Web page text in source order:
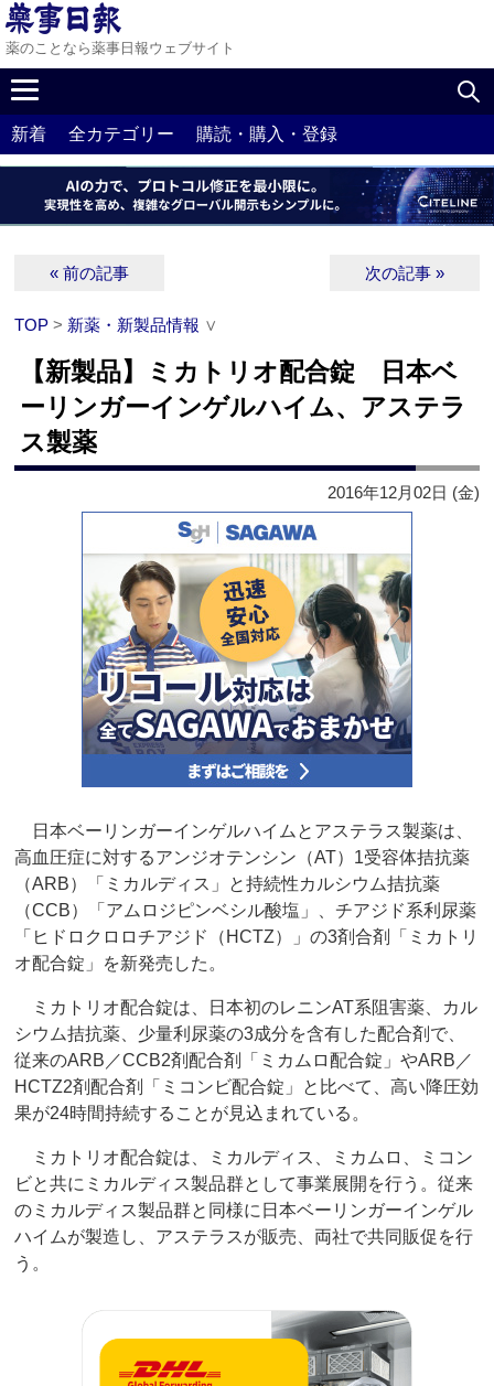
薬のことなら薬事日報ウェブサイト
新着 全カテゴリー 購読・購入・登録
« 前の記事 次の記事 »
TOP > 新薬・新製品情報 ∨
【新製品】ミカトリオ配合錠 日本ベ
ーリンガーインゲルハイム、アステラ
ス製薬
2016年12月02日 (金)
日本ベーリンガーインゲルハイムとアステラス製薬は、
高血圧症に対するアンジオテンシン（AT）1受容体拮抗薬
（ARB）「ミカルディス」と持続性カルシウム拮抗薬
（CCB）「アムロジピンベシル酸塩」、チアジド系利尿薬
「ヒドロクロロチアジド（HCTZ）」の3剤合剤「ミカトリ
オ配合錠」を新発売した。
ミカトリオ配合錠は、日本初のレニンAT系阻害薬、カル
シウム拮抗薬、少量利尿薬の3成分を含有した配合剤で、
従来のARB／CCB2剤配合剤「ミカムロ配合錠」やARB／
HCTZ2剤配合剤「ミコンビ配合錠」と比べて、高い降圧効
果が24時間持続することが見込まれている。
ミカトリオ配合錠は、ミカルディス、ミカムロ、ミコン
ビと共にミカルディス製品群として事業展開を行う。従来
のミカルディス製品群と同様に日本ベーリンガーインゲル
ハイムが製造し、アステラスが販売、両社で共同販促を行
う。